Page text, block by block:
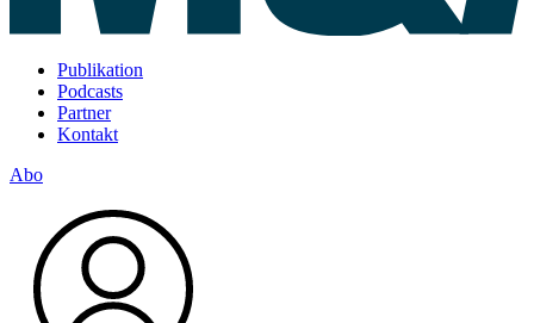
Publikation
Podcasts
Partner
Kontakt
Abo